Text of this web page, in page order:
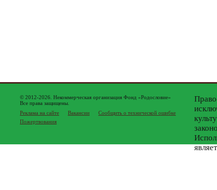
© 2012-2026. Некоммерческая организация Фонд «Родословие»
Все права защищены.
Реклама на сайте
Вакансии
Сообщить о технической ошибке
Пожертвования